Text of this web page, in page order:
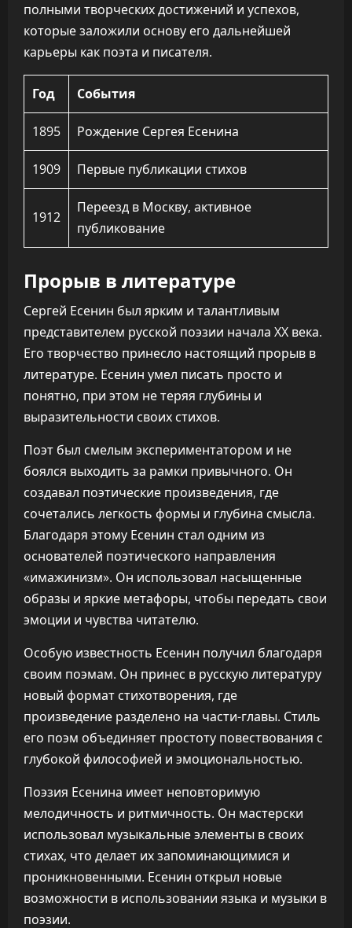
полными творческих достижений и успехов,
которые заложили основу его дальнейшей
карьеры как поэта и писателя.
Год События
1895 Рождение Сергея Есенина
1909 Первые публикации стихов
1912
Переезд в Москву, активное
публикование
Прорыв в литературе
Сергей Есенин был ярким и талантливым
представителем русской поэзии начала XX века.
Его творчество принесло настоящий прорыв в
литературе. Есенин умел писать просто и
понятно, при этом не теряя глубины и
выразительности своих стихов.
Поэт был смелым экспериментатором и не
боялся выходить за рамки привычного. Он
создавал поэтические произведения, где
сочетались легкость формы и глубина смысла.
Благодаря этому Есенин стал одним из
основателей поэтического направления
«имажинизм». Он использовал насыщенные
образы и яркие метафоры, чтобы передать свои
эмоции и чувства читателю.
Особую известность Есенин получил благодаря
своим поэмам. Он принес в русскую литературу
новый формат стихотворения, где
произведение разделено на части-главы. Стиль
его поэм объединяет простоту повествования с
глубокой философией и эмоциональностью.
Поэзия Есенина имеет неповторимую
мелодичность и ритмичность. Он мастерски
использовал музыкальные элементы в своих
стихах, что делает их запоминающимися и
проникновенными. Есенин открыл новые
возможности в использовании языка и музыки в
поэзии.